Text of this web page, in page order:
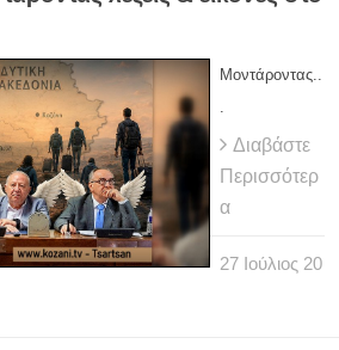
Μοντάροντας..
Διαβάστε
Περισσότερ
α
27 Ιούλιος 20